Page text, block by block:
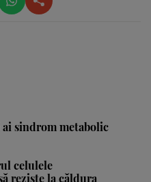
ai sindrom metabolic
celulele
reziste la căldura